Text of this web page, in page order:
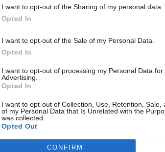
I want to opt-out of the Sharing of my personal data.
Opted In
I want to opt-out of the Sale of my Personal Data.
Opted In
I want to opt-out of processing my Personal Data for
Advertising.
Opted In
I want to opt-out of Collection, Use, Retention, Sale,
of my Personal Data that Is Unrelated with the
was collected.
Opted Out
CONFIRM